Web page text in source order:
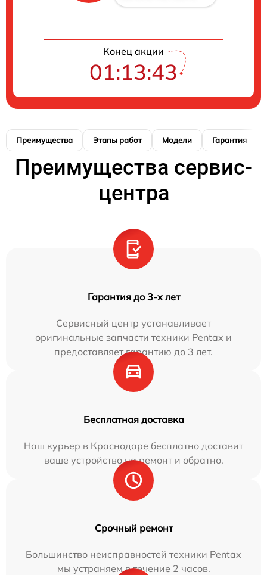
Конец акции
01:13:42
Преимущества Этапы работ Модели Гарантия
Преимущества сервис-
центра
Гарантия до 3-х лет
Сервисный центр устанавливает
оригинальные запчасти техники Pentax и
предоставляет гарантию до 3 лет.
Бесплатная доставка
Наш курьер в Краснодаре бесплатно доставит
ваше устройство на ремонт и обратно.
Срочный ремонт
Большинство неисправностей техники Pentax
мы устраняем в течение 2 часов.